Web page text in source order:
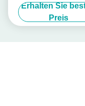
Aufladungskabel-32A
besonders an
Erhalten Sie
Preis